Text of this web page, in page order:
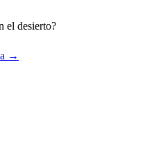
el desierto?
→